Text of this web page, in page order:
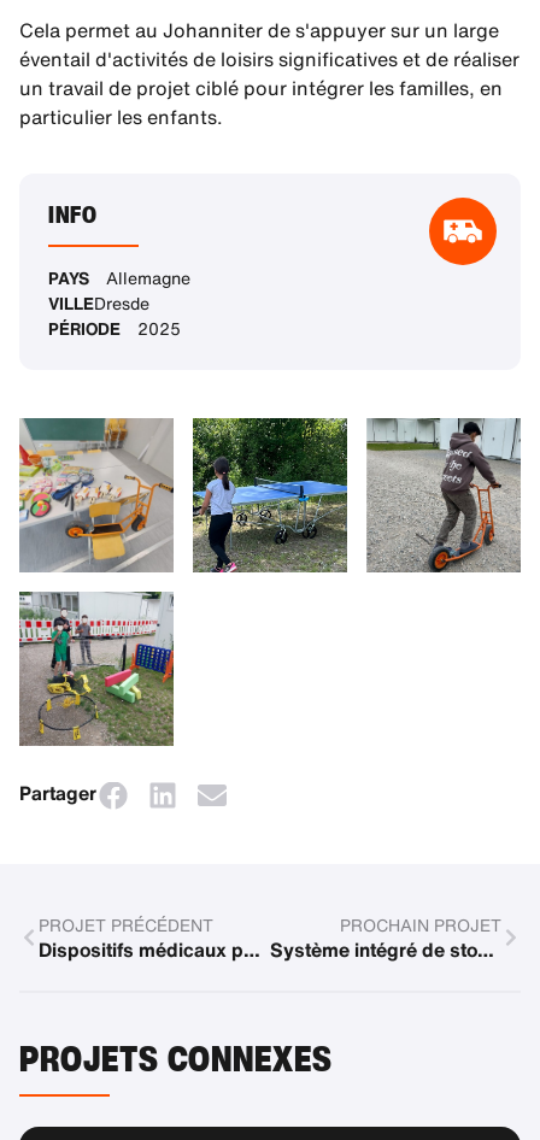
Cela permet au Johanniter de s'appuyer sur un large
éventail d'activités de loisirs significatives et de réaliser
un travail de projet ciblé pour intégrer les familles, en
particulier les enfants.
INFO
PAYS Allemagne
VILLEDresde
PÉRIODE 2025
Partager
PROJET PRÉCÉDENT
Dispositifs médicaux pour le traitement des enfants
PROCHAIN PROJET
Système intégré de stockage d'énergie pour salle de classe
PROJETS CONNEXES